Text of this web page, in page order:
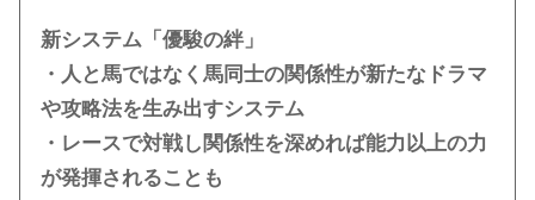
新システム「優駿の絆」
・人と馬ではなく馬同士の関係性が新たなドラマ
や攻略法を生み出すシステム
・レースで対戦し関係性を深めれば能力以上の力
が発揮されることも